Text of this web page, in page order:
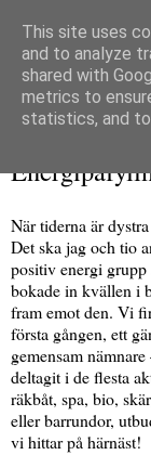
När tiderna är
Det ska jag och tio
positiv energi
bokade in kvällen i
fram emot den. Vi
första gången, ett
gemensam
deltagit i de flesta
räkbåt, spa, bio,
eller barrundor,
vi hittar på härnäst!
This site uses
and to analyze
shared with
metrics to
statistics, and